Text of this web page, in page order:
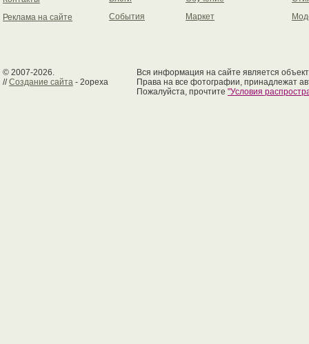
Реклама на сайте
События
Маркет
© 2007-2026.
//Создание сайта - 2opexa
Вся информация на сайте является
Права на все фотографии, принадлежат
Пожалуйста, прочтите "Условия